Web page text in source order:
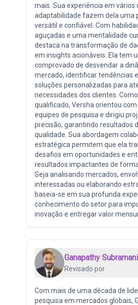
mais. Sua experiência em vários
adaptabilidade fazem dela uma
versátil e confiável. Com
aguçadas e uma mentalidade
destaca na transformação de
em insights acionáveis. Ela tem
comprovado de desvendar a
mercado, identificar tendências
soluções personalizadas para
necessidades dos clientes.
qualificado, Versha orientou com
equipes de pesquisa e dirigiu
precisão, garantindo resultados
qualidade. Sua abordagem
estratégica permitem que ela
desafios em oportunidades e
resultados impactantes de
Seja analisando mercados,
interessadas ou elaborando
baseia-se em sua profunda
conhecimento do setor para
inovação e entregar valor
Ganapathy
Revisado por
Com mais de uma década de
pesquisa em mercados globais,